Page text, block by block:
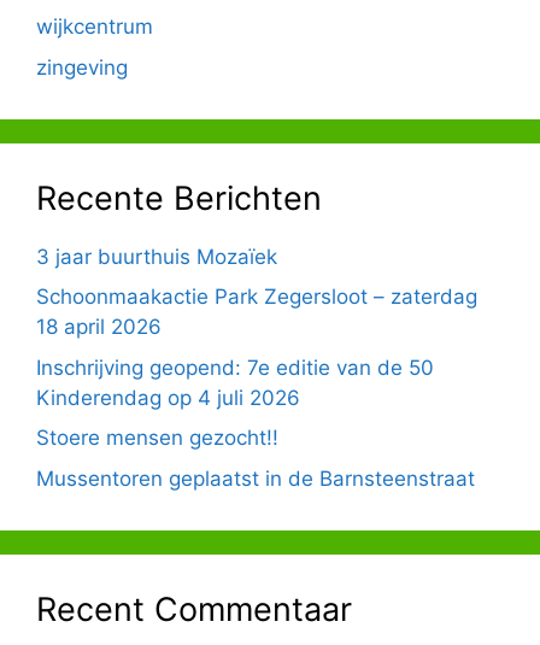
wijkcentrum
zingeving
Recente Berichten
3 jaar buurthuis Mozaïek
Schoonmaakactie Park Zegersloot – zaterdag
18 april 2026
Inschrijving geopend: 7e editie van de 50
Kinderendag op 4 juli 2026
Stoere mensen gezocht!!
Mussentoren geplaatst in de Barnsteenstraat
Recent Commentaar